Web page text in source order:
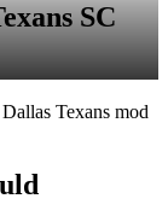
SC
Texans mod